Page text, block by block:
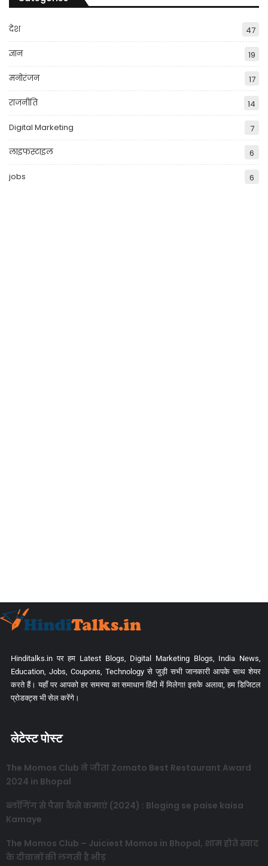
देश 47
ज्ञान 19
मनोरंजन 17
राजनीति 14
Digital Marketing 7
लाइफस्टाइल 6
jobs 6
Hinditalks.in पर हम Latest Blogs, Digital Marketing Blogs, India News,
Education, Jobs, Coupons, Technology से जुड़ी सभी जानकारी आपके साथ शेयर
करते हैं। यहाँ पर आपको हर समस्या का समाधान हिंदी में मिलेगा! इसके अलावा, हम डिजिटल
प्रोडक्ट्स भी सेल करेंगे।
लेटेस्ट पोस्ट
The Momos Club ने जीता Zomato Best Restaurant Award
2024 in Bhopal
ब्लॉगिंग से पैसा कैसे कमाएं (2024) : Bloging se paise kaisa
Kamaye
The Momos Club – Juiciest Momos in Bhopal, शाम होते स्वाद
के दीवानों की लगती है भीड़